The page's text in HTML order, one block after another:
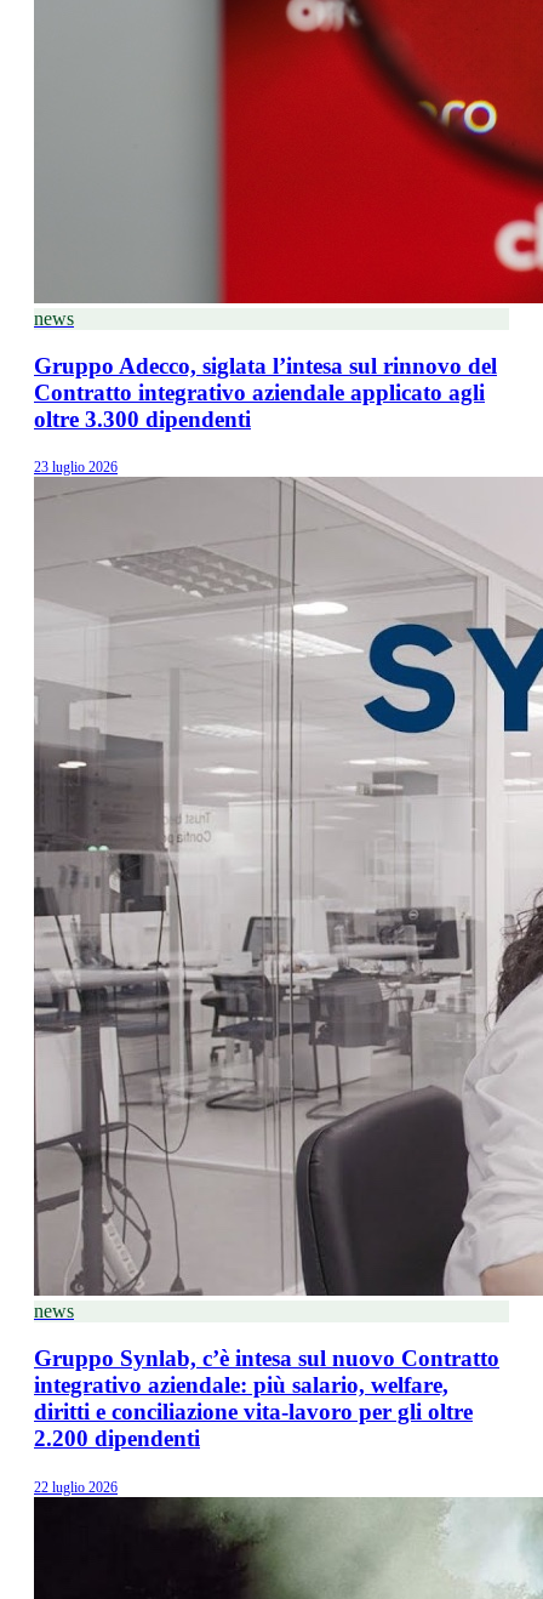
news
Gruppo Adecco, siglata l’intesa sul rinnovo del
Contratto integrativo aziendale applicato agli
oltre 3.300 dipendenti
23 luglio 2026
news
Gruppo Synlab, c’è intesa sul nuovo Contratto
integrativo aziendale: più salario, welfare,
diritti e conciliazione vita-lavoro per gli oltre
2.200 dipendenti
22 luglio 2026